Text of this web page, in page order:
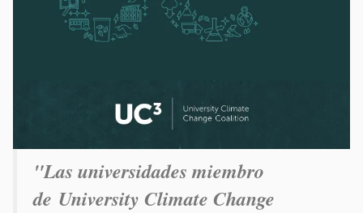
"Las universidades miembro
de University Climate Change